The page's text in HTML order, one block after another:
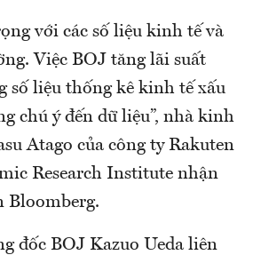
với các số liệu kinh tế và
Việc BOJ tăng lãi suất
số liệu thống kê kinh tế xấu
chú ý đến dữ liệu”, nhà kinh
Atago của công ty Rakuten
Research Institute nhận
Bloomberg.
đốc BOJ Kazuo Ueda liên